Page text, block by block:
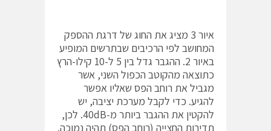
איור 3 מציג את החוג של דרגת ההספק
המחושב לפי הרכיבים שבתרשים המופיע
באיור 2. ההגבר גדל בין 5 ל-10 קילו-הרץ
כתוצאה מהקוטב הכפול השני, אשר
מגביל את רוחב הפס שאליו אפשר
להגיע. כדי לקבל מערכת יציבה, יש
להקטין את ההגבר ביותר מ-40dB. לכן,
תדירות החצייה (רוחב הפס) תהיה נמוכה,